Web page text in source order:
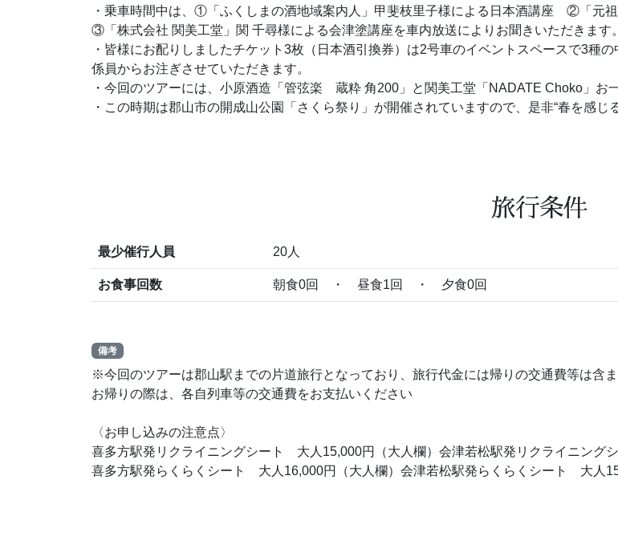
・乗車時間中は、①「ふくしまの酒地域案内人」甲斐枝里子様による日本酒講座 ②「元
③「株式会社 関美工堂」関 千尋様による会津塗講座を車内放送によりお聞きいただきます。
・皆様にお配りしましたチケット3枚（日本酒引換券）は2号車のイベントスペースで3種
係員からお注ぎさせていただきます。
・今回のツアーには、小原酒造「管弦楽 蔵粋 角200」と関美工堂「NADATE Choko」お
・この時期は郡山市の開成山公園「さくら祭り」が開催されていますので、是非“春を感じ
旅行条件
最少催行人員 20人
お食事回数 朝食0回 ・ 昼食1回 ・ 夕食0回
備考
※今回のツアーは郡山駅までの片道旅行となっており、旅行代金には帰りの交通費等は含
お帰りの際は、各自列車等の交通費をお支払いください
〈お申し込みの注意点〉
喜多方駅発リクライニングシート 大人15,000円（大人欄）会津若松駅発リクライニング
喜多方駅発らくらくシート 大人16,000円（大人欄）会津若松駅発らくらくシート 大人